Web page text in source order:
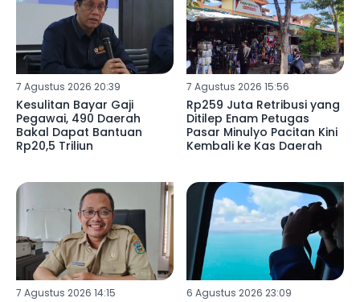
7 Agustus 2026 20:39
Kesulitan Bayar Gaji
Pegawai, 490 Daerah
Bakal Dapat Bantuan
Rp20,5 Triliun
7 Agustus 2026 15:56
Rp259 Juta Retribusi yang
Ditilep Enam Petugas
Pasar Minulyo Pacitan Kini
Kembali ke Kas Daerah
7 Agustus 2026 14:15 6 Agustus 2026 23:09